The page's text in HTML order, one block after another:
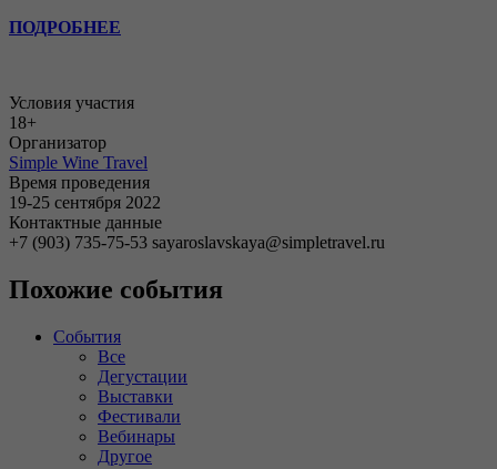
ПОДРОБНЕЕ
Условия участия
18+
Организатор
Simple Wine Travel
Время проведения
19-25 сентября 2022
Контактные данные
+7 (903) 735-75-53 sayaroslavskaya@simpletravel.ru
Похожие события
События
Все
Дегустации
Выставки
Фестивали
Вебинары
Другое